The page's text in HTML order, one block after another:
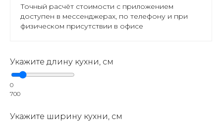
Точный расчёт стоимости с приложением
доступен в мессенджерах, по телефону и при
физическом присутствии в офисе
Укажите длину кухни, см
0
700
Укажите ширину кухни, см